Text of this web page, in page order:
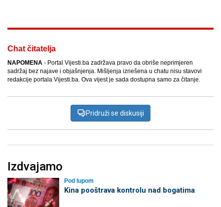
Chat čitatelja
NAPOMENA - Portal Vijesti.ba zadržava pravo da obriše neprimjeren
sadržaj bez najave i objašnjenja. Mišljenja iznešena u chatu nisu stavovi
redakcije portala Vijesti.ba. Ova vijest je sada dostupna samo za čitanje.
Pridruži se diskusiji
Izdvajamo
Pod lupom
Kina pooštrava kontrolu nad bogatima